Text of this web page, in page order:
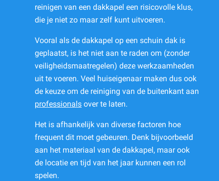
reinigen van een dakkapel een risicovolle klus,
die je niet zo maar zelf kunt uitvoeren.
Vooral als de dakkapel op een schuin dak is
geplaatst, is het niet aan te raden om (zonder
veiligheidsmaatregelen) deze werkzaamheden
uit te voeren. Veel huiseigenaar maken dus ook
de keuze om de reiniging van de buitenkant aan
professionals over te laten.
Het is afhankelijk van diverse factoren hoe
frequent dit moet gebeuren. Denk bijvoorbeeld
aan het materiaal van de dakkapel, maar ook
de locatie en tijd van het jaar kunnen een rol
spelen.